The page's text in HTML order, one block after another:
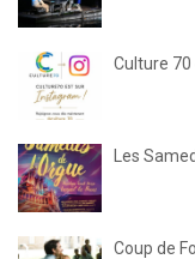
Culture
Les
Coup de